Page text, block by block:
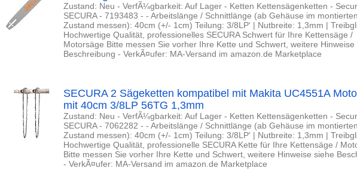
Zustand: Neu - VerfÃ¼gbarkeit: Auf Lager - Ketten Kettensägenketten -
SECURA - 7193483 - - Arbeitslänge / Schnittlänge (ab Gehäuse im montierten
Zustand messen): 40cm (+/- 1cm) Teilung: 3/8LP' | Nutbreite: 1,3mm |
Hochwertige Qualität, professionelles SECURA Schwert für Ihre Kettensäge /
Motorsäge Bitte messen Sie vorher Ihre Kette und Schwert, weitere Hinweise
Beschreibung - VerkÃ¤ufer: MA-Versand im amazon.de Marketplace
SECURA 2 Sägeketten kompatibel mit Makita UC4551A
mit 40cm 3/8LP 56TG 1,3mm
Zustand: Neu - VerfÃ¼gbarkeit: Auf Lager - Ketten Kettensägenketten -
SECURA - 7062282 - - Arbeitslänge / Schnittlänge (ab Gehäuse im montierten
Zustand messen): 40cm (+/- 1cm) Teilung: 3/8LP' | Nutbreite: 1,3mm |
Hochwertige Qualität, professionelle SECURA Kette für Ihre Kettensäge /
Bitte messen Sie vorher Ihre Kette und Schwert, weitere Hinweise siehe
- VerkÃ¤ufer: MA-Versand im amazon.de Marketplace